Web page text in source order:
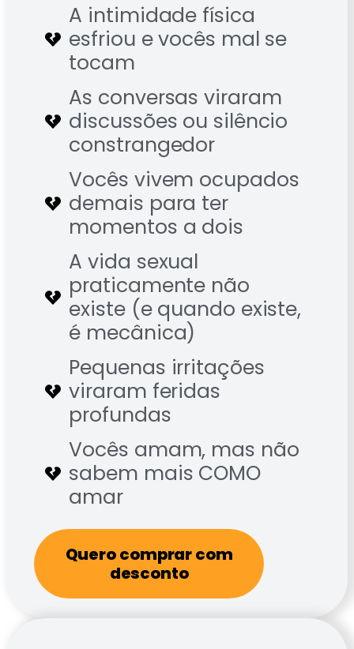
A intimidade física
esfriou e vocês mal se
tocam
As conversas viraram
discussões ou silêncio
constrangedor
Vocês vivem ocupados
demais para ter
momentos a dois
A vida sexual
praticamente não
existe (e quando existe,
é mecânica)
Pequenas irritações
viraram feridas
profundas
Vocês amam, mas não
sabem mais COMO
amar
Quero comprar com
desconto